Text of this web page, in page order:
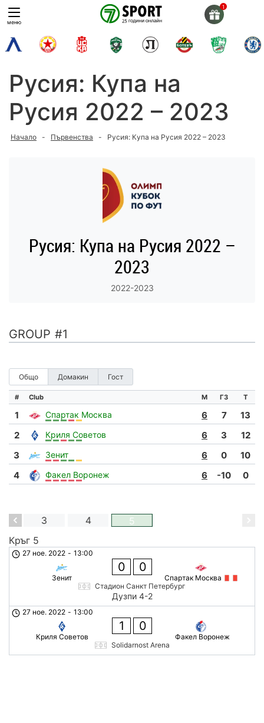
Skip
to
content
меню
Русия: Купа на
Русия 2022 – 2023
Начало - Първенства - Русия: Купа на Русия 2022 – 2023
Русия: Купа на Русия 2022 –
2023
2022-2023
GROUP #1
Общо Домакин Гост
# Club М ГЗ Т
1 Спартак Москва 6 7
13
2
Криля Советов 6 3
12
3
Зенит 6 0
10
4
Факел Воронеж 6 -10 0
3 4
5
Кръг 5
27 ное. 2022 - 13:00
Зенит
0 0
Спартак Москва
Стадион Санкт Петербург
Дузпи 4-2
27 ное. 2022 - 13:00
Криля Советов
1 0
Факел Воронеж
Solidarnost Arena